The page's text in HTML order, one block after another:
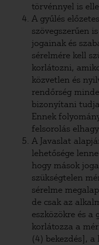
törvénnyel is
A gyűlés
szövegszerűen
jogainak és
sérelmére kell
korlátozni,
közvetlen és
rendőrség
bizonyítani
Ennek
felsorolás
A Javaslat
lehetősége
hogy mások
szükségtelen
sérelme
de csak az
eszközökre és
korlátozza a
(4) bekezdés],